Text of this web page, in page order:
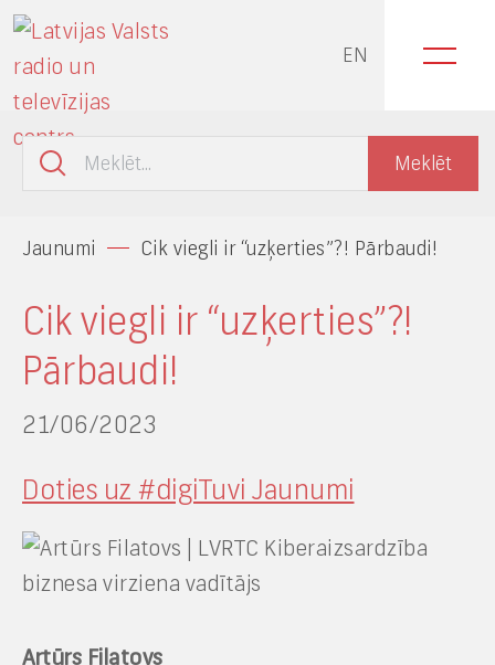
EN
Jaunumi Cik viegli ir “uzķerties”?! Pārbaudi!
Cik viegli ir “uzķerties”?!
Pārbaudi!
21/06/2023
Doties uz #digiTuvi Jaunumi
Artūrs Filatovs